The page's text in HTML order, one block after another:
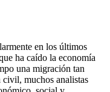
en los últimos
ha caído la economía
una migración tan
civil, muchos analistas